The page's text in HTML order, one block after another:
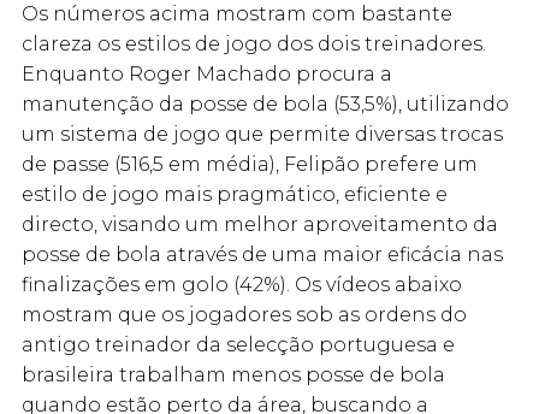
Os números acima mostram com bastante
clareza os estilos de jogo dos dois treinadores.
Enquanto Roger Machado procura a
manutenção da posse de bola (53,5%), utilizando
um sistema de jogo que permite diversas trocas
de passe (516,5 em média), Felipão prefere um
estilo de jogo mais pragmático, eficiente e
directo, visando um melhor aproveitamento da
posse de bola através de uma maior eficácia nas
finalizações em golo (42%). Os vídeos abaixo
mostram que os jogadores sob as ordens do
antigo treinador da selecção portuguesa e
brasileira trabalham menos posse de bola
quando estão perto da área, buscando a